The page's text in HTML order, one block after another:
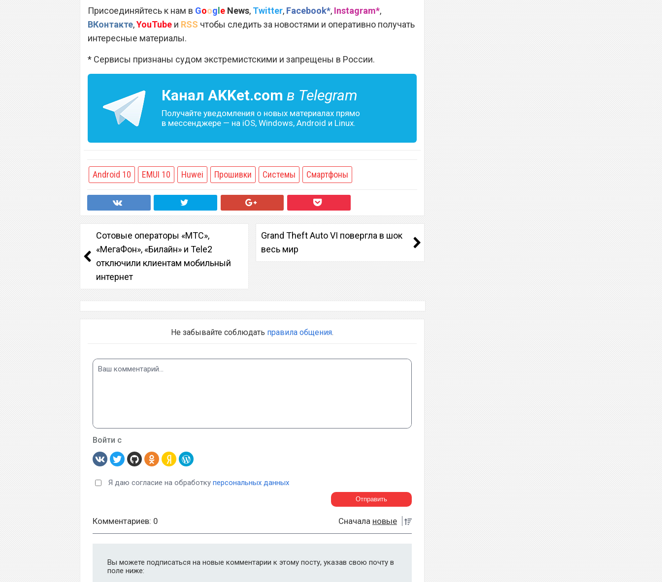
Присоединяйтесь к нам в Google News, Twitter, Facebook*, Instagram*,
ВКонтакте,YouTube и RSS чтобы следить за новостями и оперативно получать
интересные материалы.
* Сервисы признаны судом экстремистскими и запрещены в России.
Канал AKKet.com в Telegram
Получайте уведомления о новых материалах прямо
в мессенджере — на iOS, Windows, Android и Linux.
Android 10 EMUI 10 Huwei Прошивки Системы Смартфоны
Сотовые операторы «МТС»,
«МегаФон», «Билайн» и Tele2
отключили клиентам мобильный
интернет
Grand Theft Auto VI повергла в шок
весь мир
Не забывайте соблюдать правила общения.
Войти с
Я даю согласие на обработку персональных данных
Комментариев: 0 Сначала новые
Вы можете подписаться на новые комментарии к этому посту, указав свою почту в
поле ниже: